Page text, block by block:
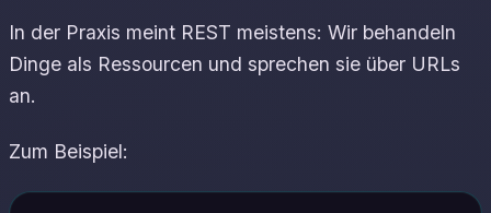
In der Praxis meint REST meistens: Wir behandeln
Dinge als Ressourcen und sprechen sie über URLs
an.
Zum Beispiel: